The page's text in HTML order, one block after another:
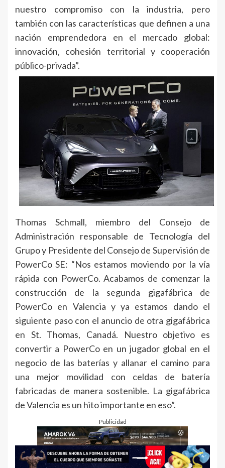
nuestro compromiso con la industria, pero
también con las características que definen a una
nación emprendedora en el mercado global:
innovación, cohesión territorial y cooperación
público-privada”.
Thomas Schmall, miembro del Consejo de
Administración responsable de Tecnología del
Grupo y Presidente del Consejo de Supervisión de
PowerCo SE: “Nos estamos moviendo por la vía
rápida con PowerCo. Acabamos de comenzar la
construcción de la segunda gigafábrica de
PowerCo en Valencia y ya estamos dando el
siguiente paso con el anuncio de otra gigafábrica
en St. Thomas, Canadá. Nuestro objetivo es
convertir a PowerCo en un jugador global en el
negocio de las baterías y allanar el camino para
una mejor movilidad con celdas de batería
fabricadas de manera sostenible. La gigafábrica
de Valencia es un hito importante en eso”.
Publicidad